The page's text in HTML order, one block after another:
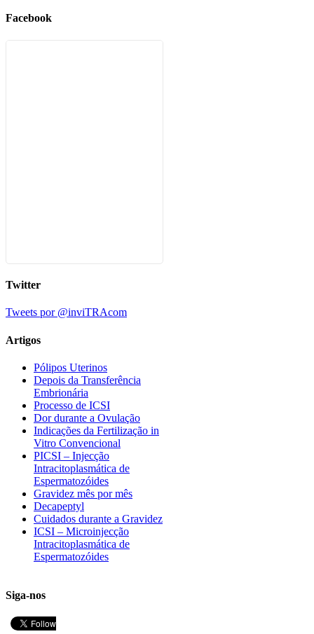
Facebook
Twitter
Tweets por @inviTRAcom
Artigos
Pólipos Uterinos
Depois da Transferência
Embrionária
Processo de ICSI
Dor durante a Ovulação
Indicações da Fertilização in
Vitro Convencional
PICSI – Injecção
Intracitoplasmática de
Espermatozóides
Gravidez mês por mês
Decapeptyl
Cuidados durante a Gravidez
ICSI – Microinjecção
Intracitoplasmática de
Espermatozóides
Siga-nos